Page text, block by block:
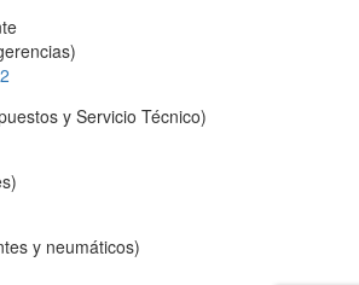
y Servicio Técnico)
y neumáticos)